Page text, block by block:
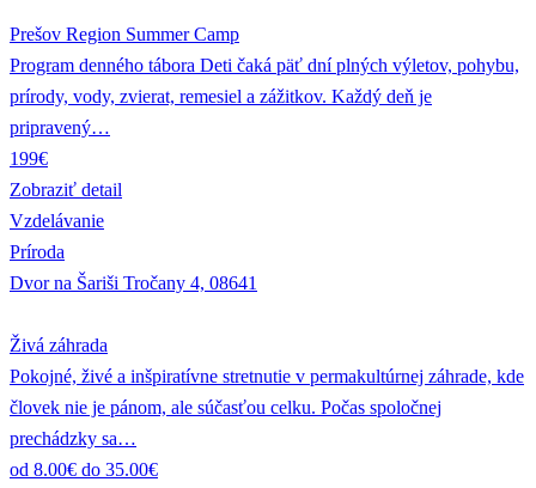
Prešov Region Summer Camp
Program denného tábora Deti čaká päť dní plných výletov, pohybu,
prírody, vody, zvierat, remesiel a zážitkov. Každý deň je
pripravený…
199€
Zobraziť detail
Vzdelávanie
Príroda
Dvor na Šariši Tročany 4, 08641
Živá záhrada
Pokojné, živé a inšpiratívne stretnutie v permakultúrnej záhrade, kde
človek nie je pánom, ale súčasťou celku. Počas spoločnej
prechádzky sa…
od 8.00€ do 35.00€